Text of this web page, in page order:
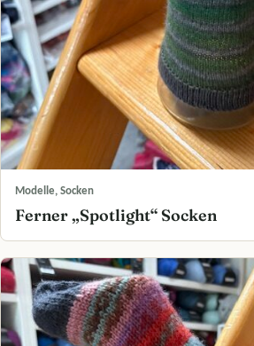
Modelle, Socken
Ferner „Spotlight“ Socken